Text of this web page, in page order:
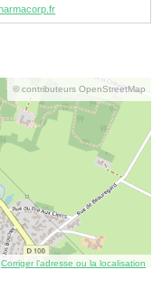
© contributeurs OpenStreetMap
Corriger l’adresse ou la localisation